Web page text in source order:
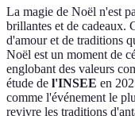
La magie de Noël n'est
brillantes et de cadeaux.
d'amour et de traditions
Noël est un moment de
englobant des valeurs
étude de l'INSEE en
comme l'événement le
revivre les traditions